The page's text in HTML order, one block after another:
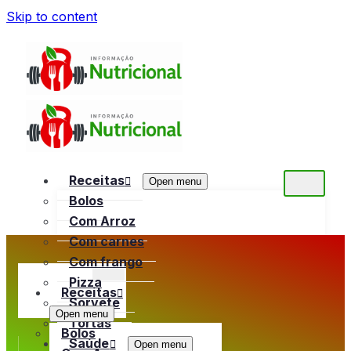
Skip to content
Receitas Open menu
Bolos
Com Arroz
Com carnes
Com frango
Pizza
Sorvete
Tortas
Saúde
Open menu
Receitas
Open menu
Bolos